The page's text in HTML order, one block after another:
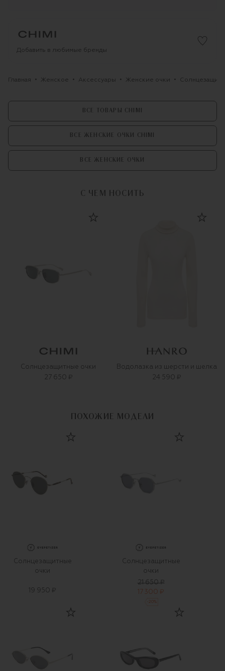
Добавить в любимые бренды
Главная Женское Аксессуары Женские очки
ВСЕ ТОВАРЫ CHIMI
ВСЕ ЖЕНСКИЕ ОЧКИ CHIMI
ВСЕ ЖЕНСКИЕ ОЧКИ
С ЧЕМ НОСИТЬ
Солнцезащитные очки
27 650 ₽
Водолазка из шерсти и шелка
24 590 ₽
ПОХОЖИЕ МОДЕЛИ
Солнцезащитные
очки
19 950 ₽
Солнцезащитные
очки
21 650 ₽
17 300 ₽
20 %